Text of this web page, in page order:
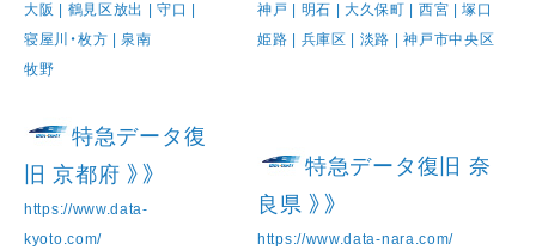
大阪 | 鶴見区放出 | 守口 |
寝屋川・枚方 | 泉南
牧野
神戸 | 明石 | 大久保町 | 西宮 | 塚口
姫路 | 兵庫区 | 淡路 | 神戸市中央区
特急データ復
旧 京都府 》》
https://www.data-
kyoto.com/
特急データ復旧 奈
良県 》》
https://www.data-nara.com/